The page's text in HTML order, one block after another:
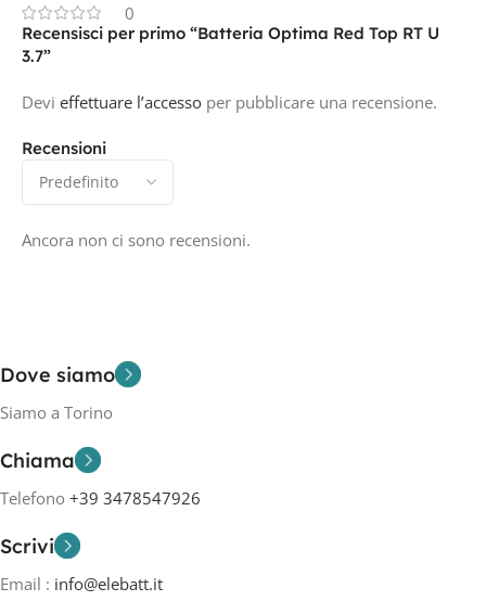
0
Recensioni
Ancora non ci sono recensioni.
Recensisci per primo “Batteria Optima Red Top RT U
3.7”
Devi effettuare l’accesso per pubblicare una recensione.
Dove siamo
Siamo a Torino
Chiama
Telefono +39 3478547926
Scrivi
Email : info@elebatt.it